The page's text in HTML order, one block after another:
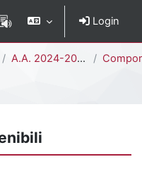
Login
A.A. 2024-2025